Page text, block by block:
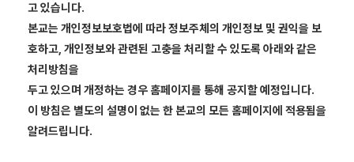
고 있습니다.
본교는 개인정보보호법에 따라 정보주체의 개인정보 및 권익을 보
호하고, 개인정보와 관련된 고충을 처리할 수 있도록 아래와 같은
처리방침을
두고 있으며 개정하는 경우 홈페이지를 통해 공지할 예정입니다.
이 방침은 별도의 설명이 없는 한 본교의 모든 홈페이지에 적용됨을
알려드립니다.